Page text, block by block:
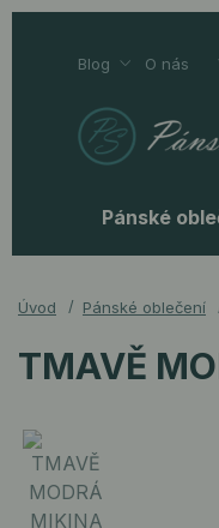
Blog O nás
Pánské
Úvod Pánské oblečení
TMAVĚ